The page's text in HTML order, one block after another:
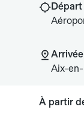
Départ
Arrivée
Aix-
À partir